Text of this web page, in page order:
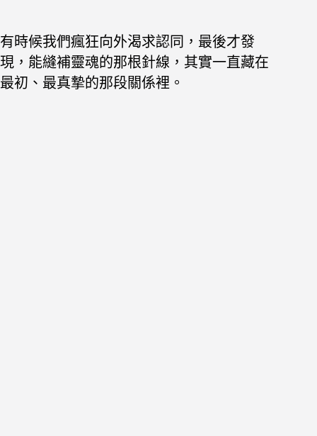
有時候我們瘋狂向外渴求認同，最後才發
現，能縫補靈魂的那根針線，其實一直藏在
最初、最真摯的那段關係裡。